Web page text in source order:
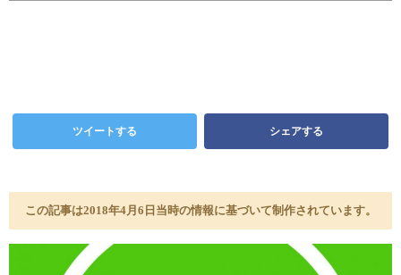
ツイートする シェアする
この記事は2018年4月6日当時の情報に基づいて制作されています。